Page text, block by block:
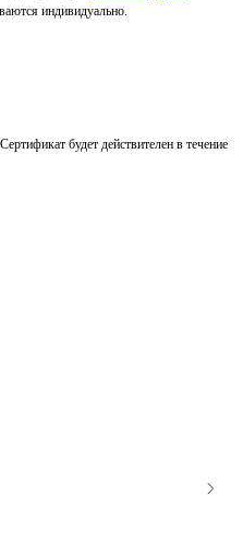
индивидуально.
будет действителен в течение